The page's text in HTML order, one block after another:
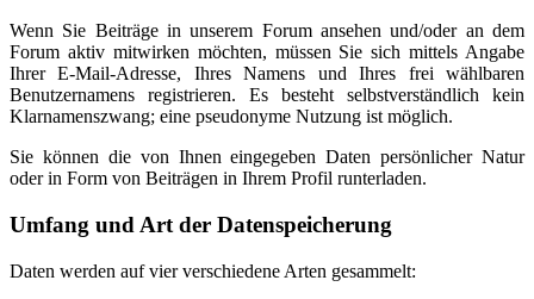
Wenn Sie Beiträge in unserem Forum ansehen und/oder an dem
Forum aktiv mitwirken möchten, müssen Sie sich mittels Angabe
Ihrer E-Mail-Adresse, Ihres Namens und Ihres frei wählbaren
Benutzernamens registrieren. Es besteht selbstverständlich kein
Klarnamenszwang; eine pseudonyme Nutzung ist möglich.
Sie können die von Ihnen eingegeben Daten persönlicher Natur
oder in Form von Beiträgen in Ihrem Profil runterladen.
Umfang und Art der Datenspeicherung
Daten werden auf vier verschiedene Arten gesammelt: